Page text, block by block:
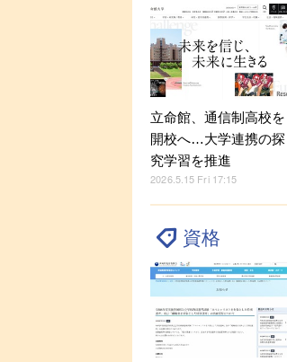
立命館、通信制高校を
開校へ…大学連携の探
究学習を推進
2026.5.15 Fri 17:15
資格